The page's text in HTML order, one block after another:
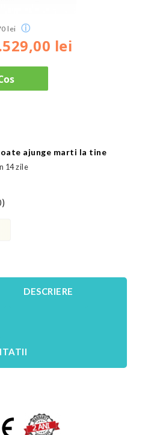
lei
lei ⓘ
ajunge marti la tine
14 zile
)
DESCRIERE